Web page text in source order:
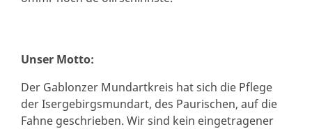
Unser Motto:
Der Gablonzer Mundartkreis hat sich die Pflege
der Isergebirgsmundart, des Paurischen, auf die
Fahne geschrieben. Wir sind kein eingetragener